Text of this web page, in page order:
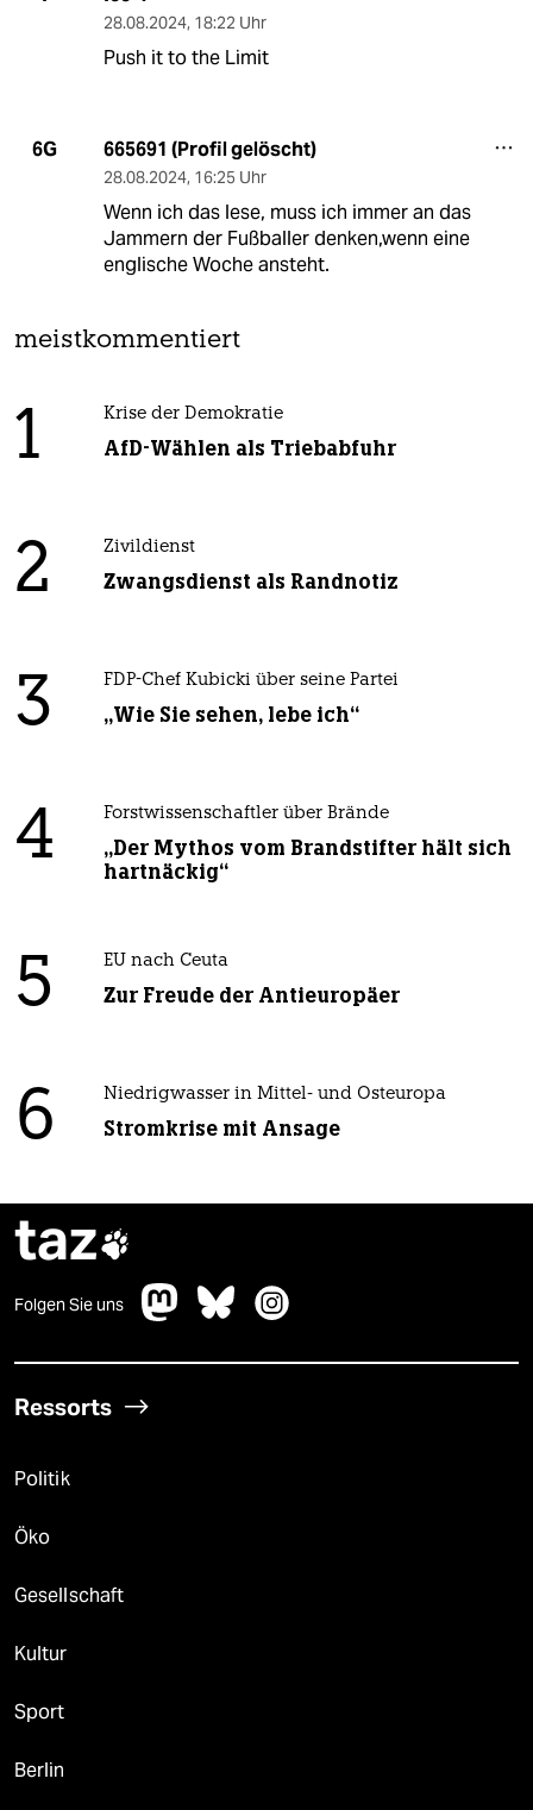
28.08.2024, 18:22 Uhr
Push it to the Limit
6G 665691 (Profil gelöscht)
28.08.2024, 16:25 Uhr
Wenn ich das lese, muss ich immer an das
Jammern der Fußballer denken,wenn eine
englische Woche ansteht.
meistkommentiert
1 Krise der Demokratie
AfD-Wählen als Triebabfuhr
2 Zivildienst
Zwangsdienst als Randnotiz
3 FDP-Chef Kubicki über seine Partei
„Wie Sie sehen, lebe ich“
4 Forstwissenschaftler über Brände
„Der Mythos vom Brandstifter hält sich
hartnäckig“
5 EU nach Ceuta
Zur Freude der Antieuropäer
6 Niedrigwasser in Mittel- und Osteuropa
Stromkrise mit Ansage
taz
Folgen Sie uns
Ressorts
Politik
Öko
Gesellschaft
Kultur
Sport
Berlin